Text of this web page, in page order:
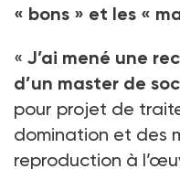
« bons » et les «
« J’ai mené une
d’un master de
pour projet de
domination et des
reproduction à